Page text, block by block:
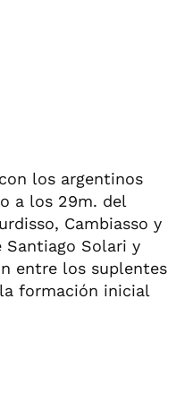
los argentinos
a los 29m. del
Cambiasso y
Solari y
entre los suplentes
formación inicial